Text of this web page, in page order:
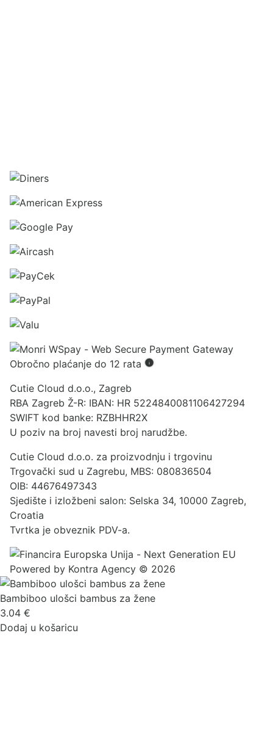
Obročno plaćanje do 12 rata
Cutie Cloud d.o.o., Zagreb
RBA Zagreb Ž-R: IBAN: HR 5224840081106427294
SWIFT kod banke: RZBHHR2X
U poziv na broj navesti broj narudžbe.
Cutie Cloud d.o.o. za proizvodnju i trgovinu
Trgovački sud u Zagrebu, MBS: 080836504
OIB: 44676497343
Sjedište i izložbeni salon: Selska 34, 10000 Zagreb,
Croatia
Tvrtka je obveznik PDV-a.
Powered by Kontra Agency © 2026
Bambiboo ulošci bambus za žene
3.04 €
Dodaj u košaricu